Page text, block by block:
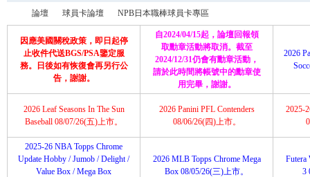
»
論壇
›
球員卡論壇
›
NPB日本職棒球員卡專區
因應美國關稅政策，即日起停
止收件代送BGS/PSA鑒定服
務。日後如有恢復會再另行公
告，謝謝。
自2024/04/15起，論壇回報領
取勳章活動將取消。截至
2024/12/31仍會有勳章活動，
請於此時間將帳號中的勳章使
用完畢，謝謝。
2026
2026 Leaf Seasons In The Sun
Baseball 08/07/26(五)上市。
2026 Panini PFL Contenders
08/06/26(四)上市。
2025-
2025-26 NBA Topps Chrome
Update Hobby / Jumob / Delight /
Value Box / Mega Box
2026 MLB Topps Chrome Mega
Box 08/05/26(三)上市。
Futera
3